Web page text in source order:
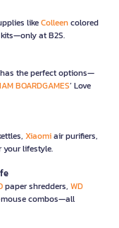
likeColleencolored
at B2S.
the perfect options—
BOARDGAMES’ Love
Xiaomiair purifiers,
lifestyle.
paper shredders, WD
combos—all